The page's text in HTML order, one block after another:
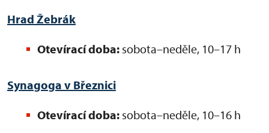
Hrad Žebrák
Otevírací doba: sobota–neděle, 10–17 h
Synagoga v Březnici
Otevírací doba: sobota–neděle, 10–16 h